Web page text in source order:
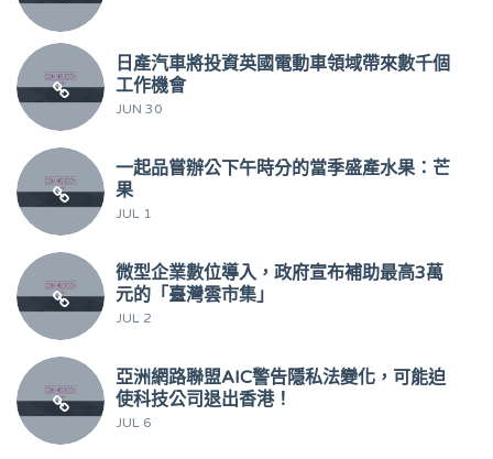
日產汽車將投資英國電動車領域帶來數千個
工作機會
JUN 30
一起品嘗辦公下午時分的當季盛產水果：芒
果
JUL 1
微型企業數位導入，政府宣布補助最高3萬
元的「臺灣雲市集」
JUL 2
亞洲網路聯盟AIC警告隱私法變化，可能迫
使科技公司退出香港！
JUL 6